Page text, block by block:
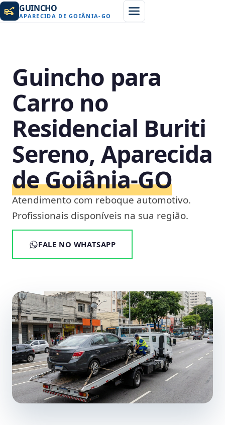
GUINCHO
APARECIDA DE GOIÂNIA-GO
Guincho para
Carro no
Residencial Buriti
Sereno, Aparecida
de Goiânia‑GO
Atendimento com reboque automotivo.
Profissionais disponíveis na sua região.
FALE NO WHATSAPP